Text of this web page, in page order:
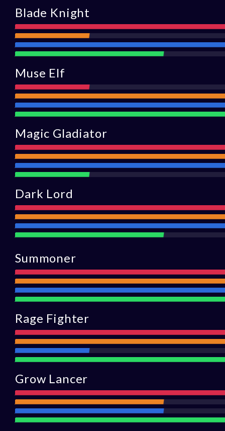
Blade Knight
Attaque
Portée
Défense
Assistance
Muse Elf
Attaque
Portée
Magic Gladiator
Attaque
Portée
Défense
Assistance
Dark Lord
Attaque
Portée
Assistance
Summoner
Attaque
Portée
Défense
Assistance
Rage Fighter
Attaque
Portée
Défense
Assistance
Grow Lancer
Attaque
Portée
Défense
Assistance